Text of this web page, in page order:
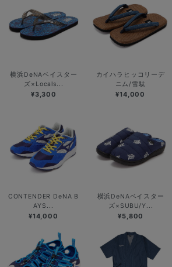
横浜DeNAベイスター
ズ×Locals...
¥3,300
カイハラヒッコリーデ
ニム/雪駄
¥14,000
CONTENDER DeNA B
AYS...
¥14,000
横浜DeNAベイスター
ズ×SUBU/Y...
¥5,800